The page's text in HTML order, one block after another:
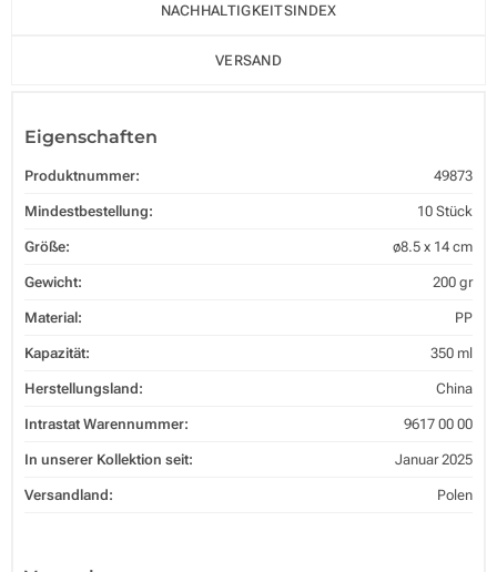
NACHHALTIGKEITSINDEX
VERSAND
Eigenschaften
Produktnummer: 49873
Mindestbestellung: 10 Stück
Größe: ø8.5 x 14 cm
Gewicht: 200 gr
Material: PP
Kapazität: 350 ml
Herstellungsland: China
Intrastat Warennummer: 9617 00 00
In unserer Kollektion seit: Januar 2025
Versandland: Polen